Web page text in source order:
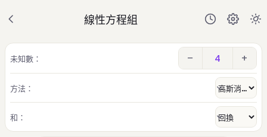
線性方程組
未知數： − +
方法：
和：